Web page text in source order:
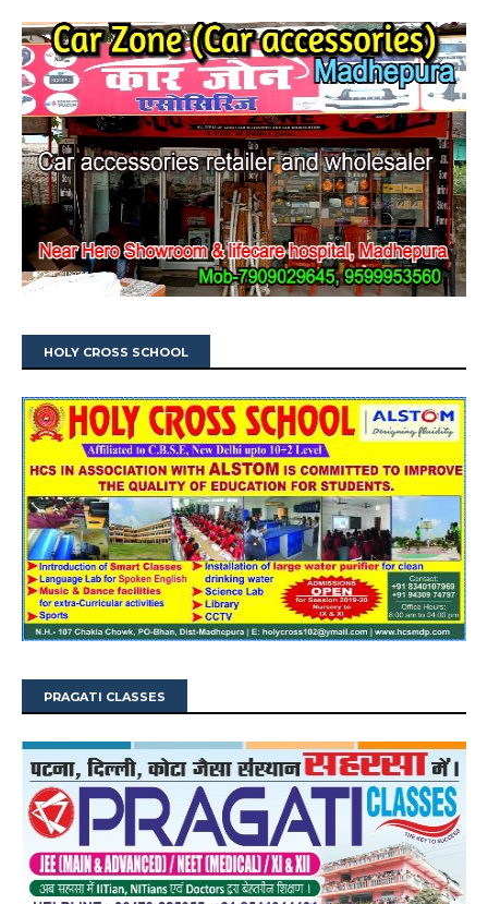
HOLY CROSS SCHOOL
PRAGATI CLASSES